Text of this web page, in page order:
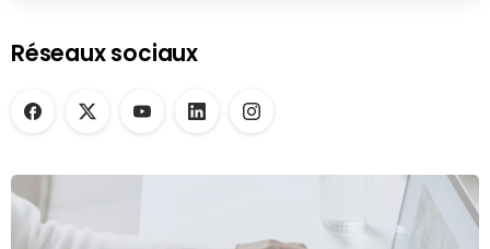
Réseaux sociaux